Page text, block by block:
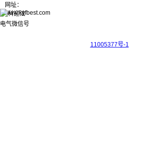
网址：
www.kyfbest.com
11005377号-1